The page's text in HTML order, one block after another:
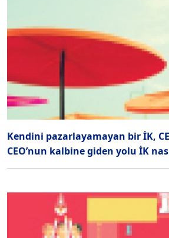
Kendini pazarlayamayan bir İK,
CEO’nun kalbine giden yolu İK